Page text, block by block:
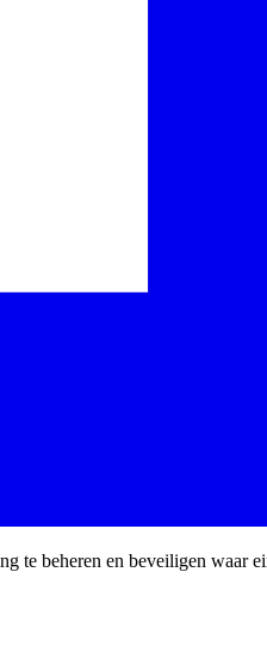
te beheren en beveiligen waar